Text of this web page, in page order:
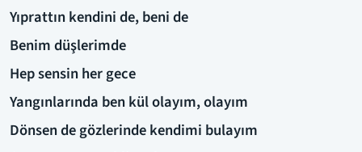
Yıprattın kendini de, beni de
Benim düşlerimde
Hep sensin her gece
Yangınlarında ben kül olayım, olayım
Dönsen de gözlerinde kendimi bulayım